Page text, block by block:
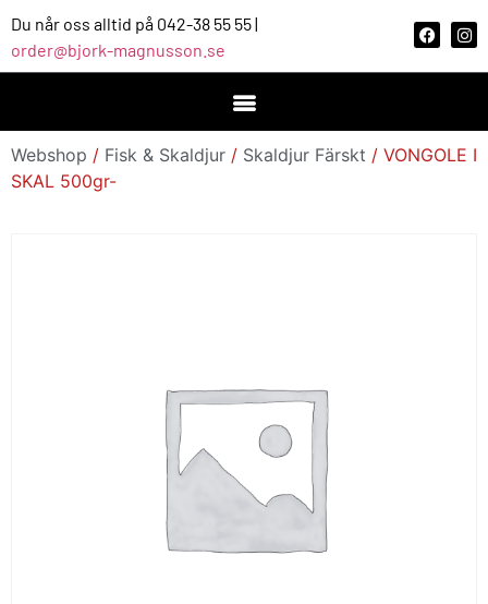
Du når oss alltid på 042-38 55 55 |
order@bjork-magnusson.se
Webshop / Fisk & Skaldjur / Skaldjur Färskt / VONGOLE I
SKAL 500gr-